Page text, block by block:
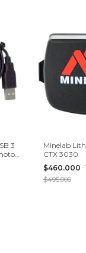
3
Minelab
CTX 3030
$460.000 -
$495.000